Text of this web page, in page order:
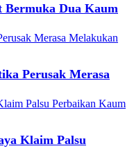
Bermuka Dua Kaum
Perusak Merasa
Klaim Palsu